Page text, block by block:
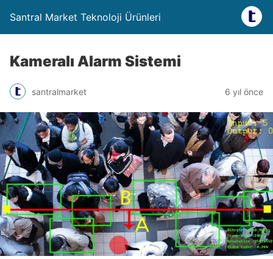
Santral Market Teknoloji Ürünleri
Kameralı Alarm Sistemi
santralmarket 6 yıl önce